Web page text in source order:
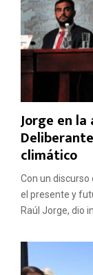
Jorge en
climático
Con un
el presente y
Raúl Jorge, dio